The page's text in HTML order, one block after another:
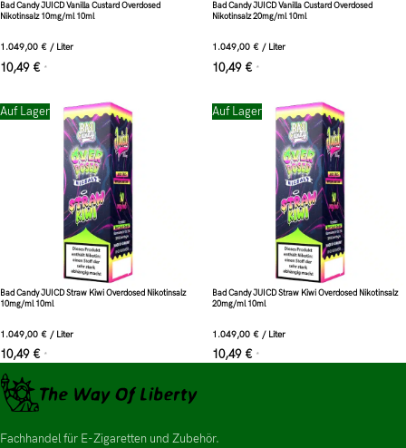
Bad Candy JUICD Vanilla Custard Overdosed
Nikotinsalz 10mg/ml 10ml
1.049,00 € / Liter
10,49 € *
Bad Candy JUICD Vanilla Custard Overdosed
Nikotinsalz 20mg/ml 10ml
1.049,00 € / Liter
10,49 € *
Auf Lager
Bad Candy JUICD Straw Kiwi Overdosed Nikotinsalz
10mg/ml 10ml
1.049,00 € / Liter
10,49 € *
Auf Lager
Bad Candy JUICD Straw Kiwi Overdosed Nikotinsalz
20mg/ml 10ml
1.049,00 € / Liter
10,49 € *
Fachhandel für E-Zigaretten und Zubehör.